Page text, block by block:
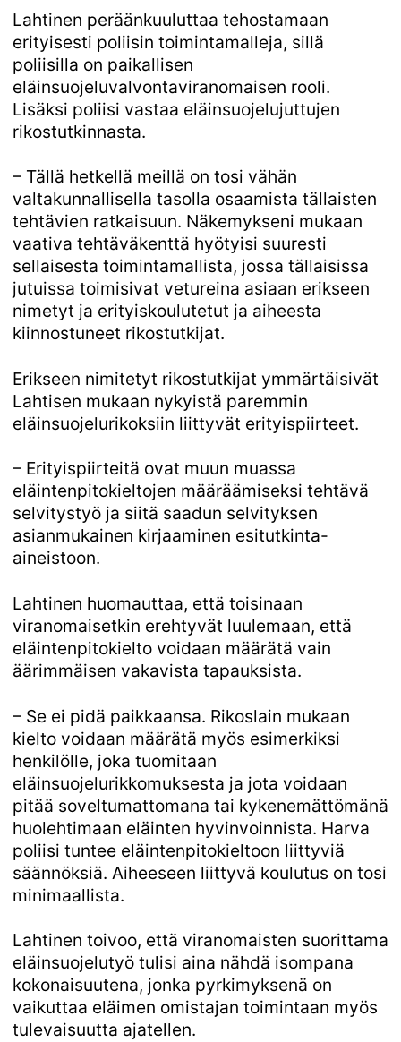
Lahtinen peräänkuuluttaa tehostamaan
erityisesti poliisin toimintamalleja, sillä
poliisilla on paikallisen
eläinsuojeluvalvontaviranomaisen rooli.
Lisäksi poliisi vastaa eläinsuojelujuttujen
rikostutkinnasta.
– Tällä hetkellä meillä on tosi vähän
valtakunnallisella tasolla osaamista tällaisten
tehtävien ratkaisuun. Näkemykseni mukaan
vaativa tehtäväkenttä hyötyisi suuresti
sellaisesta toimintamallista, jossa tällaisissa
jutuissa toimisivat vetureina asiaan erikseen
nimetyt ja erityiskoulutetut ja aiheesta
kiinnostuneet rikostutkijat.
Erikseen nimitetyt rikostutkijat ymmärtäisivät
Lahtisen mukaan nykyistä paremmin
eläinsuojelurikoksiin liittyvät erityispiirteet.
– Erityispiirteitä ovat muun muassa
eläintenpitokieltojen määräämiseksi tehtävä
selvitystyö ja siitä saadun selvityksen
asianmukainen kirjaaminen esitutkinta-
aineistoon.
Lahtinen huomauttaa, että toisinaan
viranomaisetkin erehtyvät luulemaan, että
eläintenpitokielto voidaan määrätä vain
äärimmäisen vakavista tapauksista.
– Se ei pidä paikkaansa. Rikoslain mukaan
kielto voidaan määrätä myös esimerkiksi
henkilölle, joka tuomitaan
eläinsuojelurikkomuksesta ja jota voidaan
pitää soveltumattomana tai kykenemättömänä
huolehtimaan eläinten hyvinvoinnista. Harva
poliisi tuntee eläintenpitokieltoon liittyviä
säännöksiä. Aiheeseen liittyvä koulutus on tosi
minimaallista.
Lahtinen toivoo, että viranomaisten suorittama
eläinsuojelutyö tulisi aina nähdä isompana
kokonaisuutena, jonka pyrkimyksenä on
vaikuttaa eläimen omistajan toimintaan myös
tulevaisuutta ajatellen.